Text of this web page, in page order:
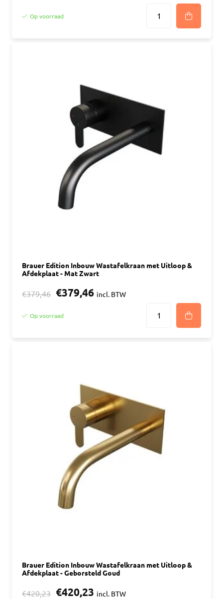
Op voorraad
Brauer Edition Inbouw Wastafelkraan met Uitloop &
Afdekplaat - Mat Zwart
€379,46 €379,46 incl. BTW
Op voorraad
Brauer Edition Inbouw Wastafelkraan met Uitloop &
Afdekplaat - Geborsteld Goud
€420,23 €420,23 incl. BTW